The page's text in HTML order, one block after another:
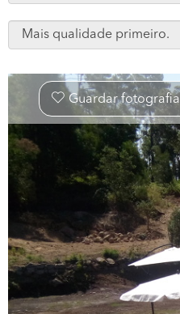
Guardar fotografia